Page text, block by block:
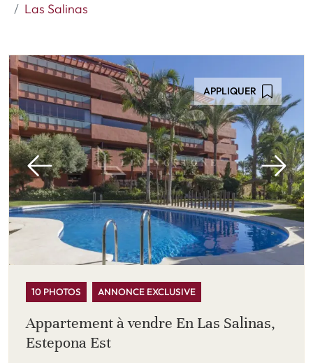
Las Salinas
APPLIQUER
10 PHOTOS ANNONCE EXCLUSIVE
Appartement à vendre En Las Salinas,
Estepona Est